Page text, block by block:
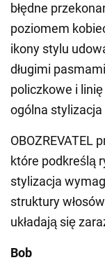
błędne
poziomem
ikony stylu
długimi
policzkowe i
ogólna
które podkreślą
stylizacja
struktury
układają się
Bob